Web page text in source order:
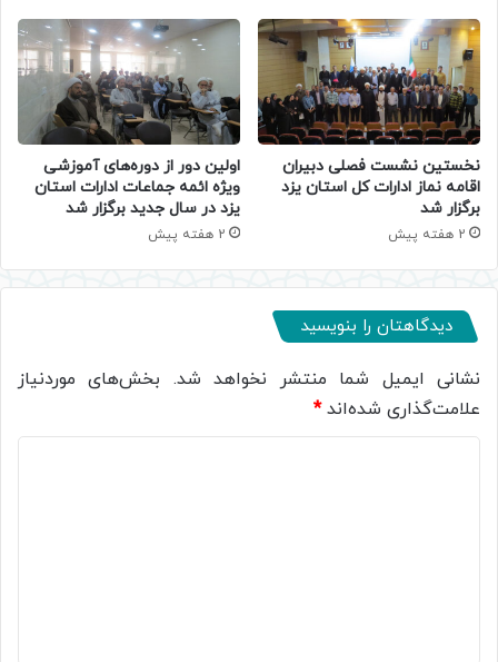
نخستین نشست فصلی دبیران
اقامه نماز ادارات کل استان یزد
برگزار شد
2 هفته پیش
اولین دور از دوره‌های آموزشی
ویژه ائمه جماعات ادارات استان
یزد در سال جدید برگزار شد
2 هفته پیش
دیدگاهتان را بنویسید
نشانی ایمیل شما منتشر نخواهد شد. بخش‌های موردنیاز
علامت‌گذاری شده‌اند*